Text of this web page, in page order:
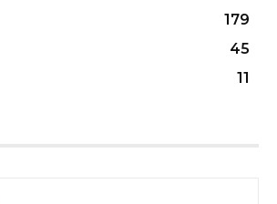
179
45
11